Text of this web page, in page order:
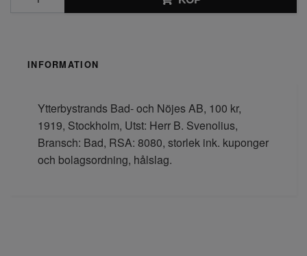
INFORMATION
Ytterbystrands Bad- och Nöjes AB, 100 kr,
1919, Stockholm, Utst: Herr B. Svenolius,
Bransch: Bad, RSA: 8080, storlek ink. kuponger
och bolagsordning, hålslag.